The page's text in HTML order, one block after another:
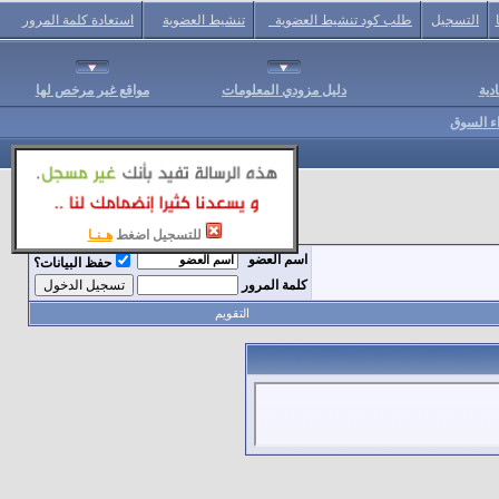
للتسجيل اضغط هـنـا
التسجيل طلب كود تنشيط العضوية تنشيط العضوية استعادة كلمة المرور
دليل مزودي المعلومات مواقع غير مرخص لها
السوق
اسم العضو
حفظ البيانات؟
كلمة المرور
التقويم